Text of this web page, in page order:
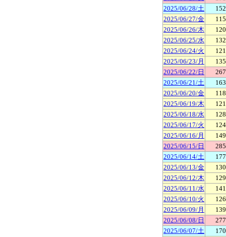
2025/06/28/土
2025/06/27/金
2025/06/26/木
2025/06/25/水
2025/06/24/火
2025/06/23/月
2025/06/22/日
2025/06/21/土
2025/06/20/金
2025/06/19/木
2025/06/18/水
2025/06/17/火
2025/06/16/月
2025/06/15/日
2025/06/14/土
2025/06/13/金
2025/06/12/木
2025/06/11/水
2025/06/10/火
2025/06/09/月
2025/06/08/日
2025/06/07/土